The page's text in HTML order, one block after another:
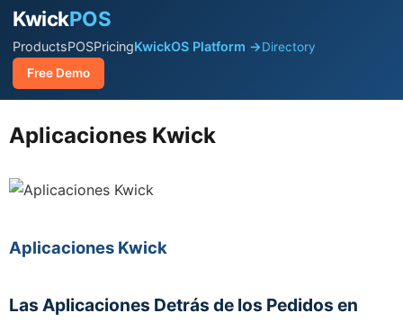
KwickPOS
ProductsPOSPricingKwickOS Platform →Directory
Free Demo
Aplicaciones Kwick
Aplicaciones Kwick
Las Aplicaciones Detrás de los Pedidos en